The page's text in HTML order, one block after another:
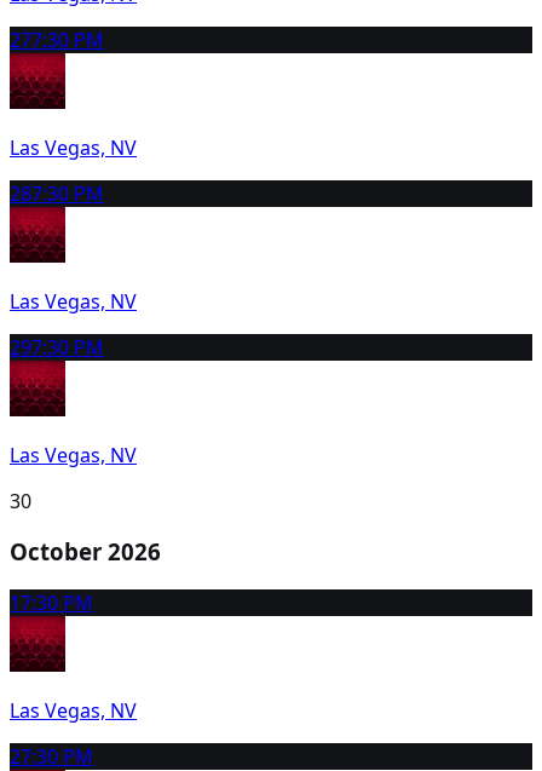
277:30 PM
Las Vegas, NV
287:30 PM
Las Vegas, NV
297:30 PM
Las Vegas, NV
30
October 2026
17:30 PM
Las Vegas, NV
27:30 PM